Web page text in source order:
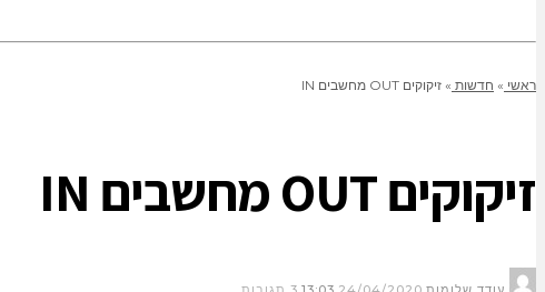
ראשי » חדשות » זיקוקים OUT מחשבים IN
זיקוקים OUT מחשבים IN